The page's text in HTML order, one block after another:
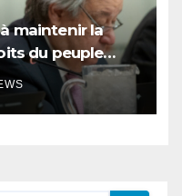
maintenir la
du peuple